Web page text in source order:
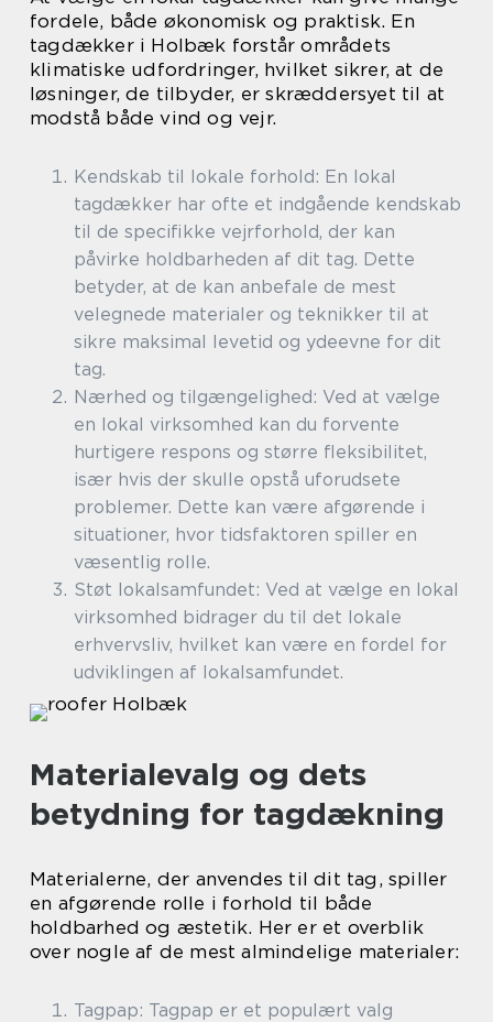
fordele, både økonomisk og praktisk. En
tagdækker i Holbæk forstår områdets
klimatiske udfordringer, hvilket sikrer, at de
løsninger, de tilbyder, er skræddersyet til at
modstå både vind og vejr.
Kendskab til lokale forhold: En lokal
tagdækker har ofte et indgående kendskab
til de specifikke vejrforhold, der kan
påvirke holdbarheden af dit tag. Dette
betyder, at de kan anbefale de mest
velegnede materialer og teknikker til at
sikre maksimal levetid og ydeevne for dit
tag.
Nærhed og tilgængelighed: Ved at vælge
en lokal virksomhed kan du forvente
hurtigere respons og større fleksibilitet,
især hvis der skulle opstå uforudsete
problemer. Dette kan være afgørende i
situationer, hvor tidsfaktoren spiller en
væsentlig rolle.
Støt lokalsamfundet: Ved at vælge en lokal
virksomhed bidrager du til det lokale
erhvervsliv, hvilket kan være en fordel for
udviklingen af lokalsamfundet.
Materialevalg og dets
betydning for tagdækning
Materialerne, der anvendes til dit tag, spiller
en afgørende rolle i forhold til både
holdbarhed og æstetik. Her er et overblik
over nogle af de mest almindelige materialer:
Tagpap: Tagpap er et populært valg